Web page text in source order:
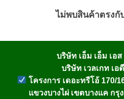
ไม่พบสินค้าตรงกั
บริษัท เอ็ม เอ็ม เอ
บริษัท เวลเกท เอ
โครงการ เดอะทรีโอ้
แขวงบางไผ่ เขตบางแค กรุ